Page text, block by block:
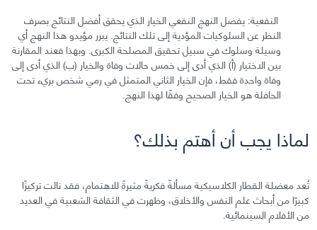
النفعية: يفضل النهج النفعي الخيار الذي يحقق أفضل النتائج بصرف
النظر عن السلوكيات المؤدية إلى تلك النتائج. يبرر مؤيدو هذا النهج أي
وسيلة وسلوك في سبيل تحقيق المصلحة الكبرى. وبهذا فعند المقارنة
بين الاختيار (أ) الذي أدى إلى خمس حالات وفاة والخيار (ب) الذي أدى إلى
وفاة واحدة فقط، فإن الخيار الثاني المتمثل في رمي شخص بريء تحت
الحافلة هو الخيار الصحيح وفقًا لهذا النهج.
لماذا يجب أن أهتم بذلك؟
تُعد معضلة القطار الكلاسيكية مسألةً فكريةً مثيرةً للاهتمام، فقد نالت تركيزًا
كبيرًا من أبحاث علم النفس والأخلاق، وظهرت في الثقافة الشعبية في العديد
من الأفلام السينمائية.